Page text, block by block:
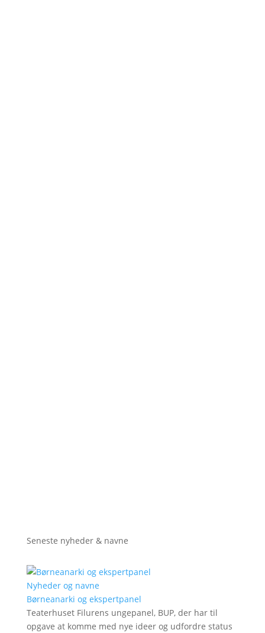
Seneste nyheder & navne
Nyheder og navne
Børneanarki og ekspertpanel
Teaterhuset Filurens ungepanel, BUP, der har til
opgave at komme med nye ideer og udfordre status